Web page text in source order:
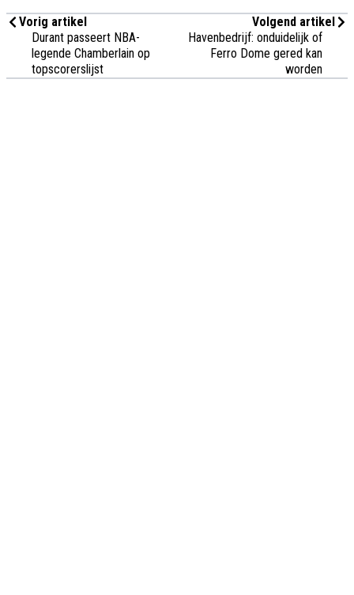
Vorig artikel
Durant passeert NBA-
legende Chamberlain op
topscorerslijst
Volgend artikel
Havenbedrijf: onduidelijk of
Ferro Dome gered kan
worden